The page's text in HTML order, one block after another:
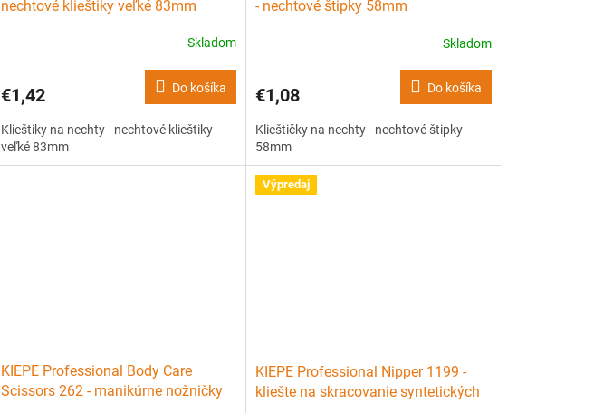
nechtové klieštiky veľké 83mm
Skladom
€1,42 Do košíka
Klieštiky na nechty - nechtové klieštiky
veľké 83mm
- nechtové štipky 58mm
Skladom
€1,08 Do košíka
Klieštičky na nechty - nechtové štipky
58mm
KIEPE Professional Body Care
Scissors 262 - manikúrne nožničky
Výpredaj
KIEPE Professional Nipper 1199 -
kliešte na skracovanie syntetických